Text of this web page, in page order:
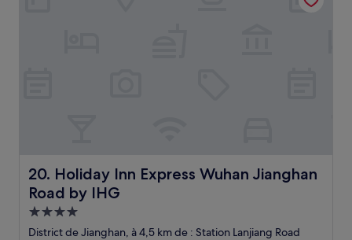
20. Holiday Inn Express Wuhan Jianghan
Road by IHG
Holiday Inn Express Wuhan Jianghan Road by IHG
Hébergement
4.0 étoiles
District de Jianghan, à 4,5 km de : Station Lanjiang Road